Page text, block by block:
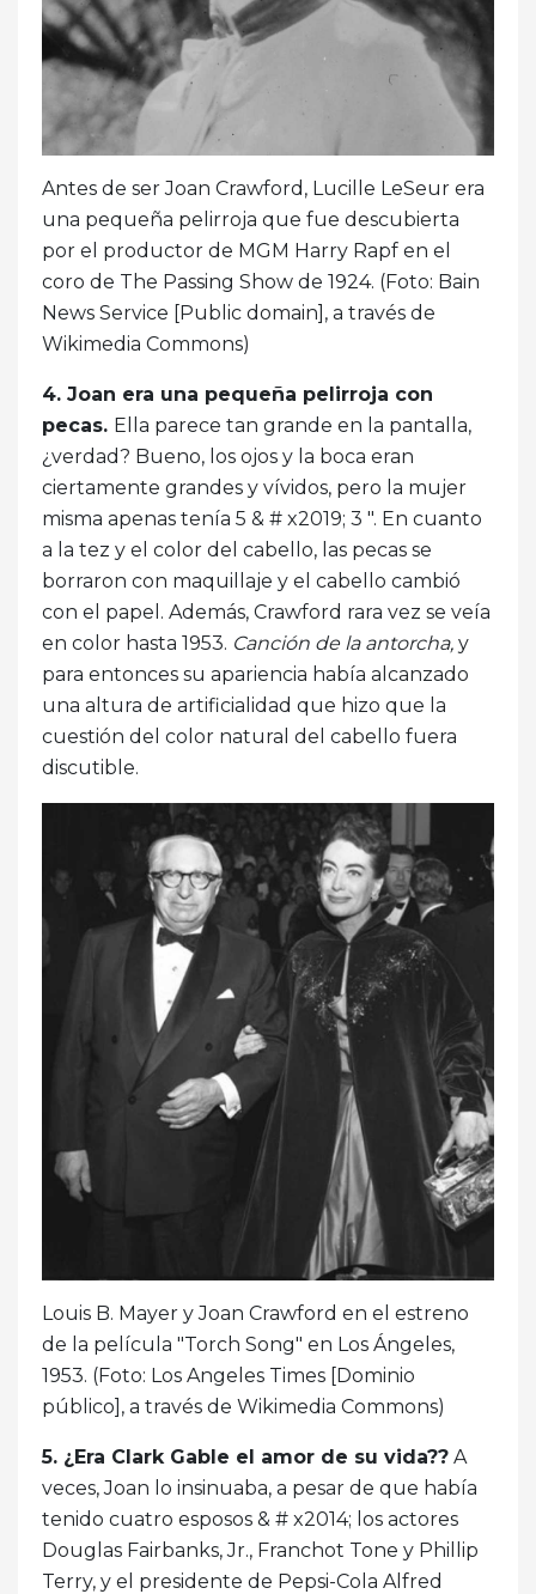
Antes de ser Joan Crawford, Lucille LeSeur era
una pequeña pelirroja que fue descubierta
por el productor de MGM Harry Rapf en el
coro de The Passing Show de 1924. (Foto: Bain
News Service [Public domain], a través de
Wikimedia Commons)
4. Joan era una pequeña pelirroja con
pecas. Ella parece tan grande en la pantalla,
¿verdad? Bueno, los ojos y la boca eran
ciertamente grandes y vívidos, pero la mujer
misma apenas tenía 5 & # x2019; 3 ". En cuanto
a la tez y el color del cabello, las pecas se
borraron con maquillaje y el cabello cambió
con el papel. Además, Crawford rara vez se veía
en color hasta 1953. Canción de la antorcha, y
para entonces su apariencia había alcanzado
una altura de artificialidad que hizo que la
cuestión del color natural del cabello fuera
discutible.
Louis B. Mayer y Joan Crawford en el estreno
de la película "Torch Song" en Los Ángeles,
1953. (Foto: Los Angeles Times [Dominio
público], a través de Wikimedia Commons)
5. ¿Era Clark Gable el amor de su vida?? A
veces, Joan lo insinuaba, a pesar de que había
tenido cuatro esposos & # x2014; los actores
Douglas Fairbanks, Jr., Franchot Tone y Phillip
Terry, y el presidente de Pepsi-Cola Alfred